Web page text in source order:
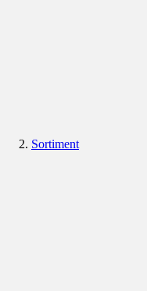
Sortiment